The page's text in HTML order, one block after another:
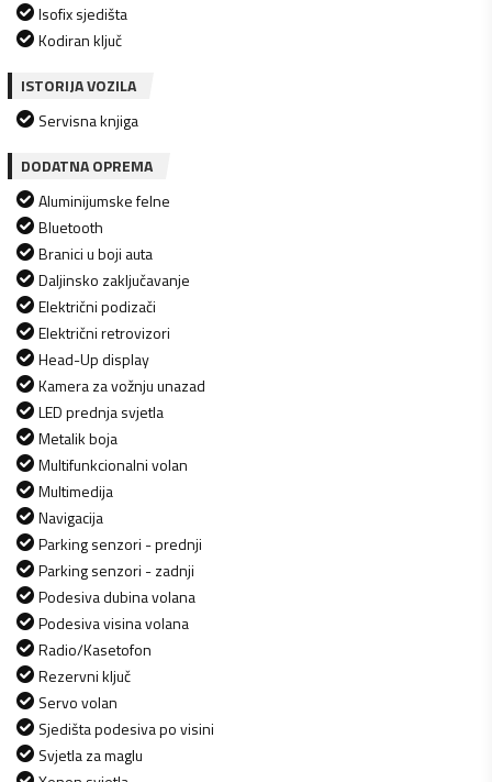
Isofix sjedišta
Kodiran ključ
ISTORIJA VOZILA
Servisna knjiga
DODATNA OPREMA
Aluminijumske felne
Bluetooth
Branici u boji auta
Daljinsko zaključavanje
Električni podizači
Električni retrovizori
Head-Up display
Kamera za vožnju unazad
LED prednja svjetla
Metalik boja
Multifunkcionalni volan
Multimedija
Navigacija
Parking senzori - prednji
Parking senzori - zadnji
Podesiva dubina volana
Podesiva visina volana
Radio/Kasetofon
Rezervni ključ
Servo volan
Sjedišta podesiva po visini
Svjetla za maglu